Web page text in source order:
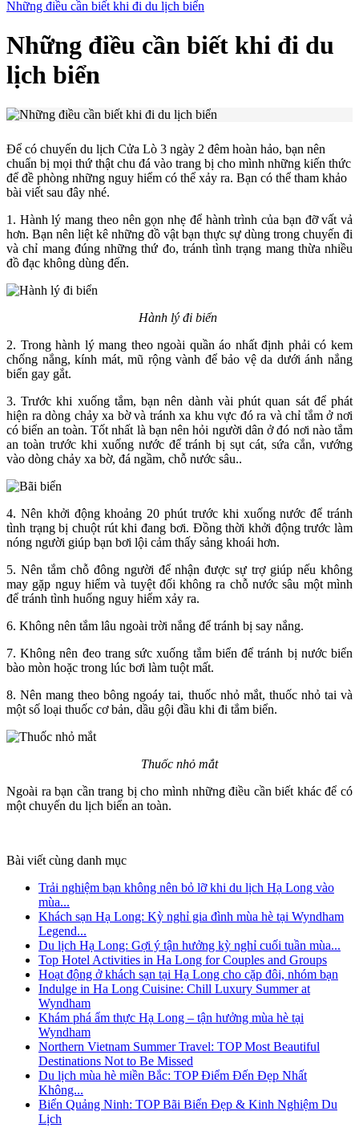
Những điều cần biết khi đi du lịch biển
Những điều cần biết khi đi du
lịch biển
Để có chuyến du lịch Cửa Lò 3 ngày 2 đêm hoàn hảo, bạn nên
chuẩn bị mọi thứ thật chu đá vào trang bị cho mình những kiến thức
để đề phòng những nguy hiểm có thể xảy ra. Bạn có thể tham khảo
bài viết sau đây nhé.
1. Hành lý mang theo nên gọn nhẹ để hành trình của bạn đỡ vất vả
hơn. Bạn nên liệt kê những đồ vật bạn thực sự dùng trong chuyến đi
và chỉ mang đúng những thứ đo, tránh tình trạng mang thừa nhiều
đồ đạc không dùng đến.
Hành lý đi biển
2. Trong hành lý mang theo ngoài quần áo nhất định phải có kem
chống nắng, kính mát, mũ rộng vành để bảo vệ da dưới ánh nắng
biển gay gắt.
3. Trước khi xuống tắm, bạn nên dành vài phút quan sát để phát
hiện ra dòng chảy xa bờ và tránh xa khu vực đó ra và chỉ tắm ở nơi
có biển an toàn. Tốt nhất là bạn nên hỏi người dân ở đó nơi nào tắm
an toàn trước khi xuống nước để tránh bị sụt cát, sứa cắn, vướng
vào dòng chảy xa bờ, đá ngầm, chỗ nước sâu..
4. Nên khởi động khoảng 20 phút trước khi xuống nước để tránh
tình trạng bị chuột rút khi đang bơi. Đồng thời khởi động trước làm
nóng người giúp bạn bơi lội cảm thấy sảng khoái hơn.
5. Nên tắm chỗ đông người để nhận được sự trợ giúp nếu không
may gặp nguy hiểm và tuyệt đối không ra chỗ nước sâu một mình
để tránh tình huống nguy hiểm xảy ra.
6. Không nên tắm lâu ngoài trời nắng để tránh bị say nắng.
7. Không nên đeo trang sức xuống tắm biển để tránh bị nước biển
bào mòn hoặc trong lúc bơi làm tuột mất.
8. Nên mang theo bông ngoáy tai, thuốc nhỏ mắt, thuốc nhỏ tai và
một số loại thuốc cơ bản, dầu gội đầu khi đi tắm biển.
Thuốc nhỏ mắt
Ngoài ra bạn cần trang bị cho mình những điều cần biết khác để có
một chuyến du lịch biển an toàn.
Bài viết cùng danh mục
Trải nghiệm bạn không nên bỏ lỡ khi du lịch Hạ Long vào
mùa...
Khách sạn Hạ Long: Kỳ nghỉ gia đình mùa hè tại Wyndham
Legend...
Du lịch Hạ Long: Gợi ý tận hưởng kỳ nghỉ cuối tuần mùa...
Top Hotel Activities in Ha Long for Couples and Groups
Hoạt động ở khách sạn tại Hạ Long cho cặp đôi, nhóm bạn
Indulge in Ha Long Cuisine: Chill Luxury Summer at
Wyndham
Khám phá ẩm thực Hạ Long – tận hưởng mùa hè tại
Wyndham
Northern Vietnam Summer Travel: TOP Most Beautiful
Destinations Not to Be Missed
Du lịch mùa hè miền Bắc: TOP Điểm Đến Đẹp Nhất
Không...
Biển Quảng Ninh: TOP Bãi Biển Đẹp & Kinh Nghiệm Du
Lịch